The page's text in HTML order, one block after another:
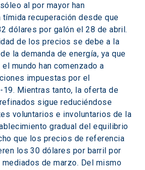
al por mayor han
tímida recuperación desde que
dólares por galón el 28 de abril.
de los precios se debe a la
la demanda de energía, ya que
mundo han comenzado a
impuestas por el
19. Mientras tanto, la oferta de
sigue reduciéndose
voluntarios e involuntarios de la
gradual del equilibrio
que los precios de referencia
los 30 dólares por barril por
de marzo. Del mismo